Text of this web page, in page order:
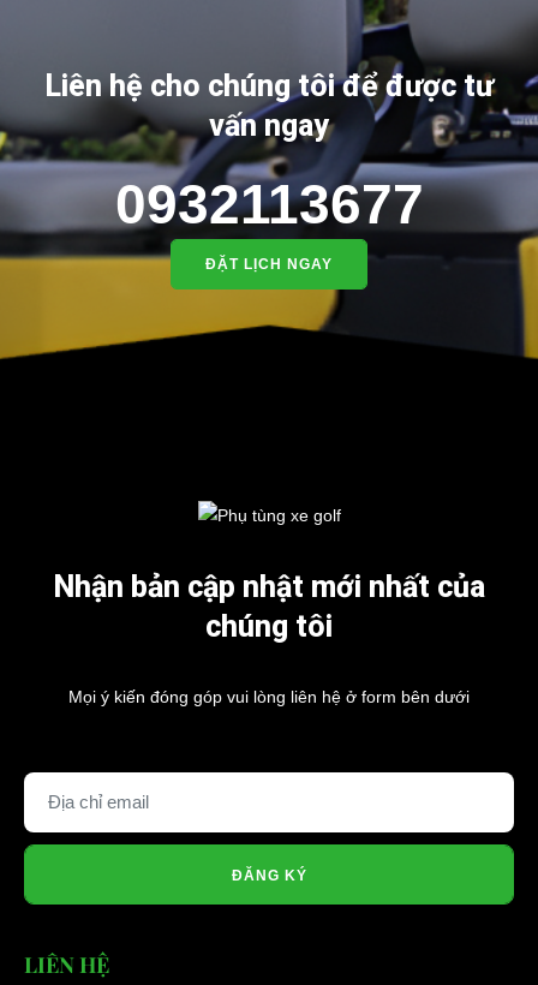
Liên hệ cho chúng tôi để được tư
vấn ngay
0932113677
ĐẶT LỊCH NGAY
Nhận bản cập nhật mới nhất của
chúng tôi
Mọi ý kiến đóng góp vui lòng liên hệ ở form bên dưới
ĐĂNG KÝ
LIÊN HỆ